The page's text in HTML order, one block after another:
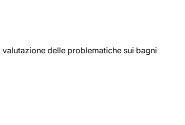
delle problematiche sui bagni